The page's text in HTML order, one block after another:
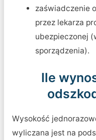
zaświadczenie
przez lekarza
ubezpieczonej
sporządzenia).
Ile
Wysokość
wyliczana jest na